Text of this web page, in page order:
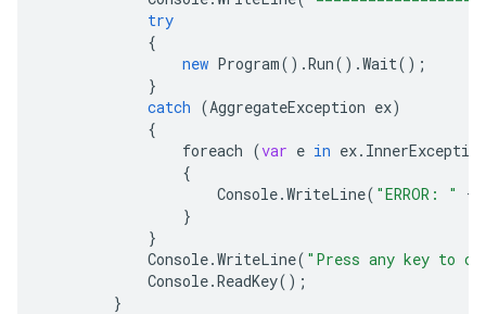
try
{
new Program().Run().Wait();
}
catch (AggregateException ex)
{
foreach (var e in ex.
{
Console.WriteLine( "ERROR: " +
}
}
Console.WriteLine( "Press any key to
Console.ReadKey();
}